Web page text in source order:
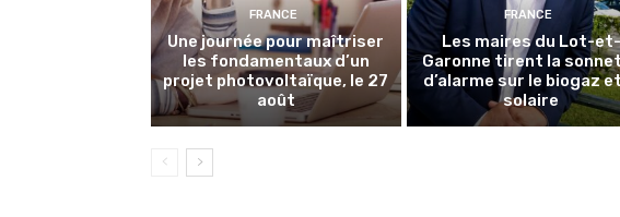
FRANCE
Une journée pour maîtriser
les fondamentaux d’un
projet photovoltaïque, le 27
août
FRANCE
Les maires du Lot-et-
Garonne tirent la
d’alarme sur le biogaz
solaire